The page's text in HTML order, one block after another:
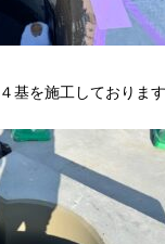
基を施工しております